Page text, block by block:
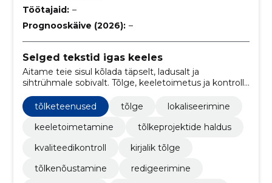
Töötajaid: –
Prognooskäive (2026): –
Selged tekstid igas keeles
Aitame teie sisul kõlada täpselt, ladusalt ja
sihtrühmale sobivalt. Tõlge, keeletoimetus ja kontroll
tagavad ühtlase kvaliteedi.
tõlketeenused
tõlge
lokaliseerimine
keeletoimetamine
tõlkeprojektide haldus
kvaliteedikontroll
kirjalik tõlge
tõlkenõustamine
redigeerimine